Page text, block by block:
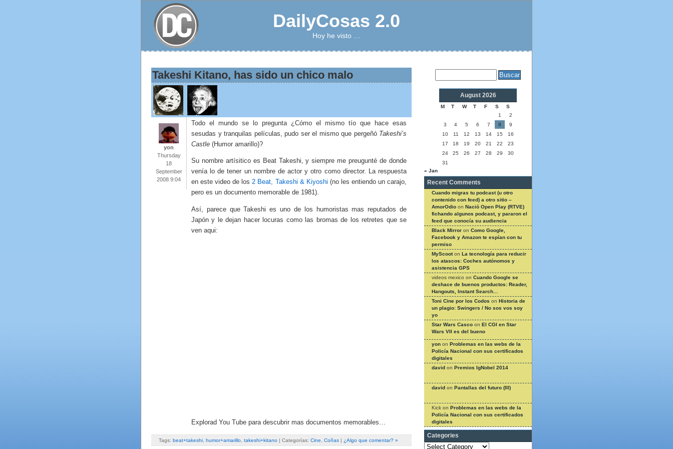
DailyCosas 2.0
Hoy he visto …
Takeshi Kitano, has sido un chico malo
yon
Thursday
18
September
2008 9:04
Todo el mundo se lo pregunta ¿Cómo el mismo tío que hace esas
sesudas y tranquilas películas, pudo ser el mismo que pergeñó Takeshi’s
Castle (Humor amarillo)?
Su nombre artísitico es Beat Takeshi, y siempre me preugunté de donde
venía lo de tener un nombre de actor y otro como director. La respuesta
en este video de los2 Beat, Takeshi & Kiyoshi (no les entiendo un carajo,
pero es un documento memorable de 1981).
Así, parece que Takeshi es uno de los humoristas mas reputados de
Japón y le dejan hacer locuras como las bromas de los retretes que se
ven aqui:
Explorad You Tube para descubrir mas documentos memorables…
Tags: beat+takeshi humor+amarillo takeshi+kitano | Categorías: Cine Coñas | ¿Algo que comentar? »
August 2026
M T W T F S
S
1
2
3
4 5 6 7 8
9
10
11 12 13 14 15
16
17
18 19 20 21 22
23
24
25 26 27 28 29
30
31
« Jan
Recent Comments
Cuando migras tu podcast (u otro
contenido con feed) a otro sitio –
AmorOdio on Nació Open Play (RTVE)
fichando algunos podcast, y pararon el
feed que conocía su audiencia
Black Mirror on Como Google,
Facebook y Amazon te espían con tu
permiso
MyScooton La tecnología para reducir
los atascos: Coches autónomos y
asistencia GPS
videos mexico on Cuando Google se
deshace de buenos productos: Reader,
Hangouts, Instant Search…
Toni Cine por los Codos on Historia de
un plagio: Swingers / No sos vos soy
yo
Star Wars Casco on El CGI en Star
Wars VII es del bueno
yon on Problemas en las webs de la
Policía Nacional con sus certificados
digitales
david on Premios IgNobel 2014
david on Pantallas del futuro (III)
Kick on Problemas en las webs de la
Policía Nacional con sus certificados
digitales
Categories
Categories